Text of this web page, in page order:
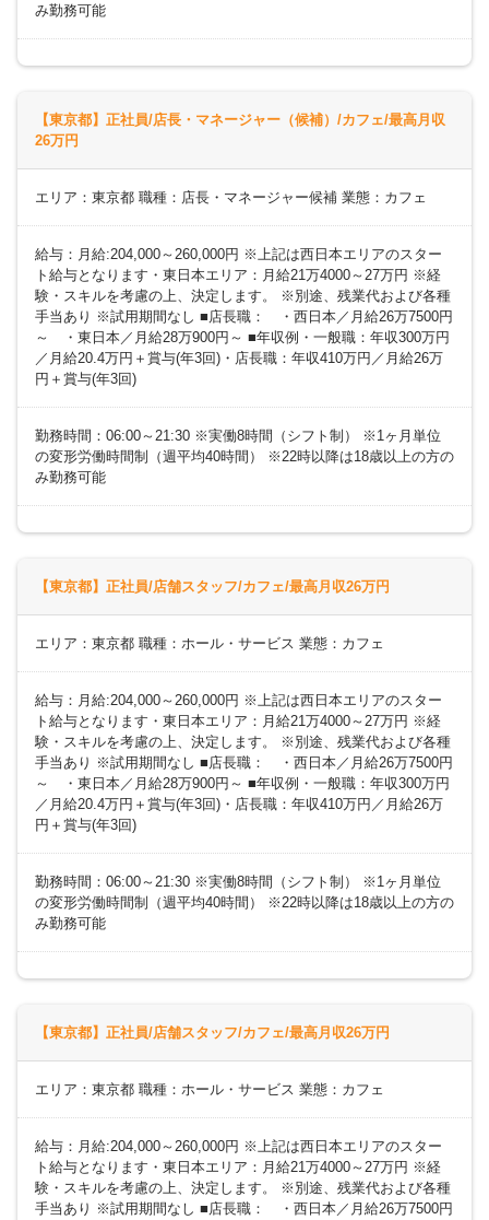
み勤務可能
【東京都】正社員/店長・マネージャー（候補）/カフェ/最高月収
26万円
エリア：東京都 職種：店長・マネージャー候補 業態：カフェ
給与：月給:204,000～260,000円 ※上記は西日本エリアのスター
ト給与となります・東日本エリア：月給21万4000～27万円 ※経
験・スキルを考慮の上、決定します。 ※別途、残業代および各種
手当あり ※試用期間なし ■店長職： ・西日本／月給26万7500円
～ ・東日本／月給28万900円～ ■年収例・一般職：年収300万円
／月給20.4万円＋賞与(年3回)・店長職：年収410万円／月給26万
円＋賞与(年3回)
勤務時間：06:00～21:30 ※実働8時間（シフト制） ※1ヶ月単位
の変形労働時間制（週平均40時間） ※22時以降は18歳以上の方の
み勤務可能
【東京都】正社員/店舗スタッフ/カフェ/最高月収26万円
エリア：東京都 職種：ホール・サービス 業態：カフェ
給与：月給:204,000～260,000円 ※上記は西日本エリアのスター
ト給与となります・東日本エリア：月給21万4000～27万円 ※経
験・スキルを考慮の上、決定します。 ※別途、残業代および各種
手当あり ※試用期間なし ■店長職： ・西日本／月給26万7500円
～ ・東日本／月給28万900円～ ■年収例・一般職：年収300万円
／月給20.4万円＋賞与(年3回)・店長職：年収410万円／月給26万
円＋賞与(年3回)
勤務時間：06:00～21:30 ※実働8時間（シフト制） ※1ヶ月単位
の変形労働時間制（週平均40時間） ※22時以降は18歳以上の方の
み勤務可能
【東京都】正社員/店舗スタッフ/カフェ/最高月収26万円
エリア：東京都 職種：ホール・サービス 業態：カフェ
給与：月給:204,000～260,000円 ※上記は西日本エリアのスター
ト給与となります・東日本エリア：月給21万4000～27万円 ※経
験・スキルを考慮の上、決定します。 ※別途、残業代および各種
手当あり ※試用期間なし ■店長職： ・西日本／月給26万7500円